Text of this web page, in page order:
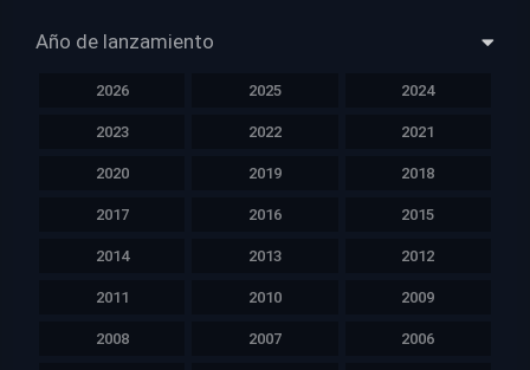
Año de lanzamiento
2026 2025 2024
2023 2022 2021
2020 2019 2018
2017 2016 2015
2014 2013 2012
2011 2010 2009
2008 2007 2006